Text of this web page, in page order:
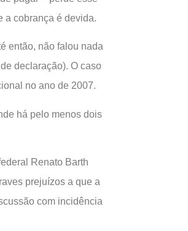
a cobrança é devida.
então, não falou nada
declaração). O caso
no ano de 2007.
há pelo menos dois
Renato Barth
prejuízos a que a
com incidência